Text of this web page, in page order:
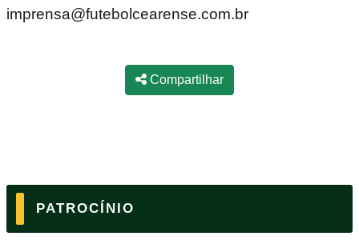
imprensa@futebolcearense.com.br
Compartilhar
PATROCÍNIO